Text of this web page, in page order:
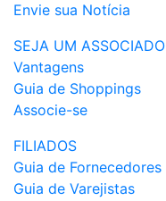
Envie sua Notícia
SEJA UM ASSOCIADO
Vantagens
Guia de Shoppings
Associe-se
FILIADOS
Guia de Fornecedores
Guia de Varejistas